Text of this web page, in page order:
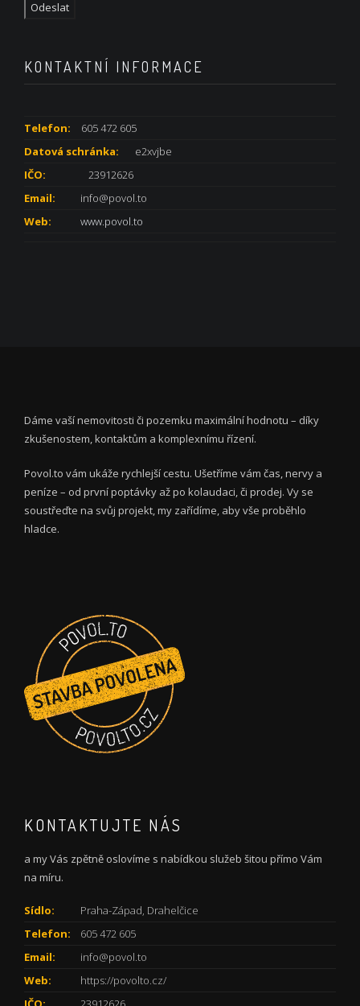
KONTAKTNÍ INFORMACE
Telefon:
605 472 605
Datová schránka:
e2xvjbe
IČO:
23912626
Email:
info@povol.to
Web:
www.povol.to
Dáme vaší nemovitosti či pozemku maximální hodnotu – díky
zkušenostem, kontaktům a komplexnímu řízení.
Povol.to vám ukáže rychlejší cestu. Ušetříme vám čas, nervy a
peníze – od první poptávky až po kolaudaci, či prodej. Vy se
soustřeďte na svůj projekt, my zařídíme, aby vše proběhlo
hladce.
KONTAKTUJTE NÁS
a my Vás zpětně oslovíme s nabídkou služeb šitou přímo Vám
na míru.
Sídlo:
Praha-Západ, Drahelčice
Telefon:
605 472 605
Email:
info@povol.to
Web:
https://povolto.cz/